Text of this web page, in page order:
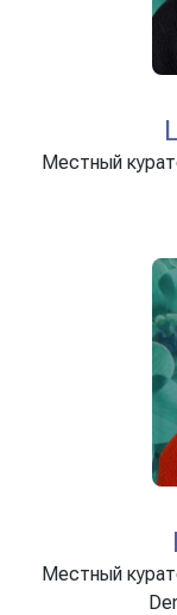
Местный
Местный